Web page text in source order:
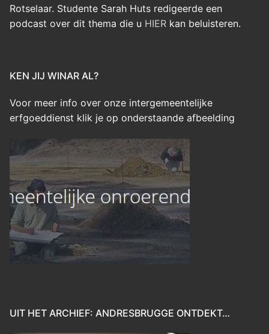
Rotselaar. Studente Sarah Huts redigeerde een
podcast over dit thema die u HIER kan beluisteren.
KEN JIJ WINAR AL?
Voor meer info over onze intergemeentelijke
erfgoeddienst klik je op onderstaande afbeelding
UIT HET ARCHIEF: ANDRESBRUGGE ONTDEKT…